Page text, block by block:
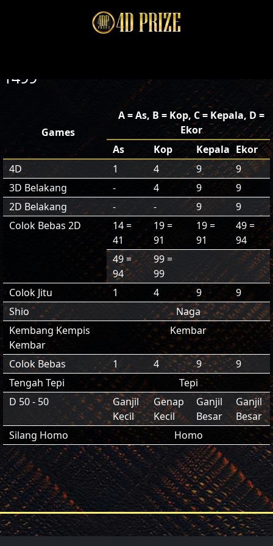
1499
Games
A = As, B = Kop, C = Kepala, D =
Ekor
As
Kop Kepala Ekor
4D
1 4 9
9
3D Belakang
- 4 9
9
2D Belakang
- - 9
9
Colok Bebas 2D
14 =
41
19 =
91
19 =
91
49 =
94
49 =
94
99 =
99
Colok Jitu
1 4 9
9
Shio
Naga
Kembang Kempis
Kembar
Kembar
Colok Bebas 1 4 9
9
Tengah Tepi
Tepi
D 50 - 50
Ganjil
Kecil
Genap
Kecil
Ganjil
Besar
Ganjil
Besar
Silang Homo
Homo